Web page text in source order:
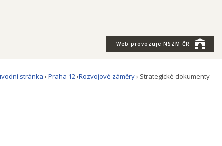
Web provozuje NSZM ČR
stránka › Praha 12›Rozvojové záměry› Strategické dokumenty